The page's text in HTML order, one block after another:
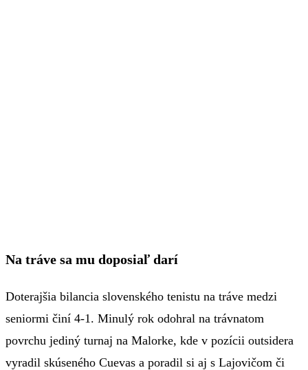
Na tráve sa mu doposiaľ darí
Doterajšia bilancia slovenského tenistu na tráve medzi
seniormi činí 4-1. Minulý rok odohral na trávnatom
povrchu jediný turnaj na Malorke, kde v pozícii outsidera
vyradil skúseného Cuevas a poradil si aj s Lajovičom či